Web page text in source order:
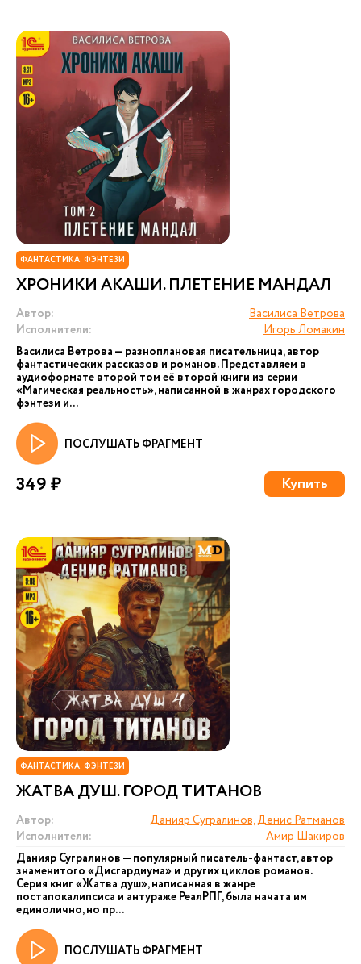
ФАНТАСТИКА. ФЭНТЕЗИ
ХРОНИКИ АКАШИ. ПЛЕТЕНИЕ МАНДАЛ
Автор:
Василиса Ветрова
Исполнители:
Игорь Ломакин
Василиса Ветрова — разноплановая писательница, автор
фантастических рассказов и романов. Представляем в
аудиоформате второй том её второй книги из серии
«Магическая реальность», написанной в жанрах городского
фэнтези и...
ПОСЛУШАТЬ ФРАГМЕНТ
349 ₽ Купить
ФАНТАСТИКА. ФЭНТЕЗИ
ЖАТВА ДУШ. ГОРОД ТИТАНОВ
Автор:
Данияр Сугралинов, Денис Ратманов
Исполнители:
Амир Шакиров
Данияр Сугралинов — популярный писатель-фантаст, автор
знаменитого «Дисгардиума» и других циклов романов.
Серия книг «Жатва душ», написанная в жанре
постапокалипсиса и антураже РеалРПГ, была начата им
единолично, но пр...
ПОСЛУШАТЬ ФРАГМЕНТ